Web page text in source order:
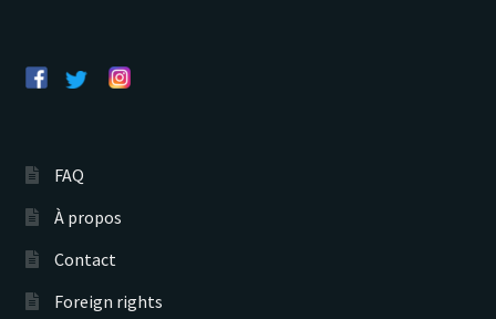
FAQ
À propos
Contact
Foreign rights